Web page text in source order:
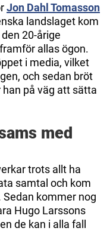
Jon Dahl Tomasson
landslaget kom
20-årige
allas ögon.
i media, vilket
och sedan bröt
på väg att sätta
med
trots allt ha
samtal och kom
kommer nog
Hugo Larssons
de kan i alla fall